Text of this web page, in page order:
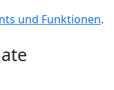
und Funktionen.